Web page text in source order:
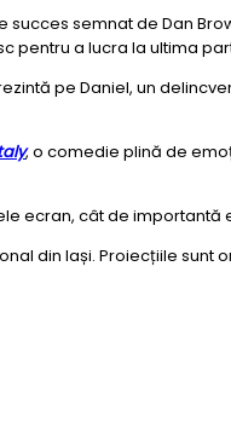
semnat de Dan
pentru a lucra la ultima
pe Daniel, un
, o comedie plină de
ecran, cât de importantă
din Iași. Proiecțiile